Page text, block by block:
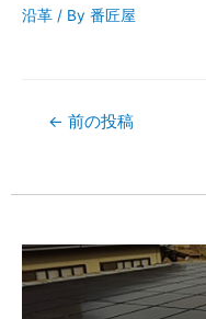
沿革 / By 番匠屋
← 前の投稿